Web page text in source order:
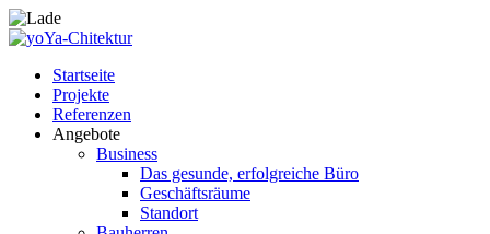
Startseite
Projekte
Referenzen
Angebote
Business
Das gesunde, erfolgreiche Büro
Geschäftsräume
Standort